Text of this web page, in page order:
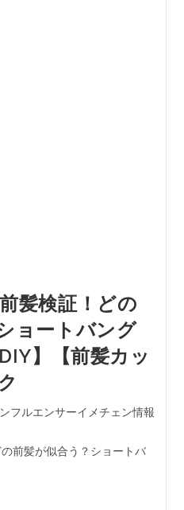
髪検証！どの
ョートバング
】【前髪カッ
フルエンサーイメチェン情報
前髪が似合う？ショートバ